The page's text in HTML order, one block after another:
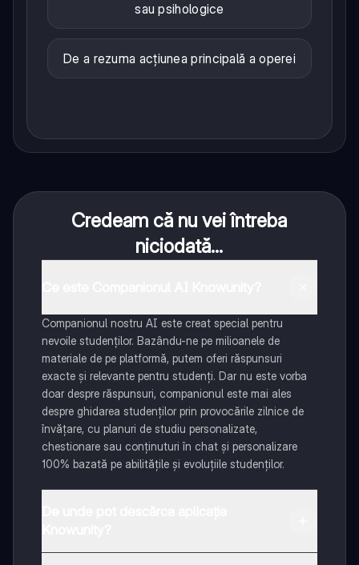
sau psihologice
De a rezuma acțiunea principală a operei
Credeam că nu vei întreba
niciodată...
Companionul nostru AI este creat special pentru
nevoile studenților. Bazându-ne pe milioanele de
materiale de pe platformă, putem oferi răspunsuri
exacte și relevante pentru studenți. Dar nu este vorba
doar despre răspunsuri, companionul este mai ales
despre ghidarea studenților prin provocările zilnice de
învățare, cu planuri de studiu personalizate,
chestionare sau conținuturi în chat și personalizare
100% bazată pe abilitățile și evoluțiile studenților.